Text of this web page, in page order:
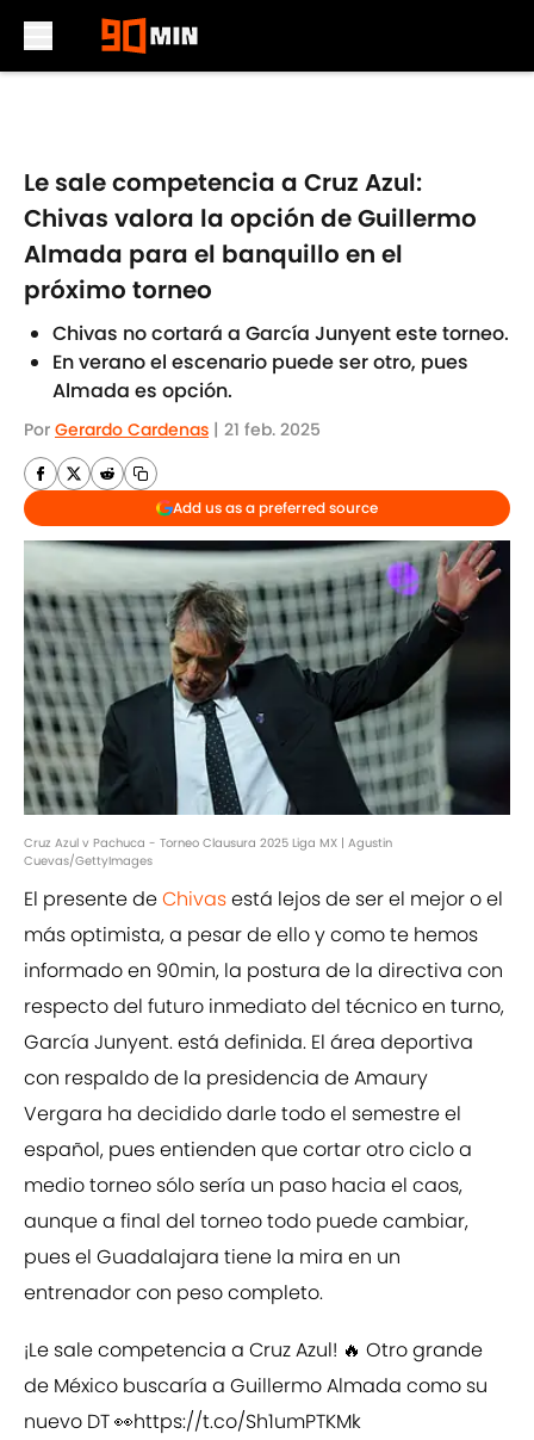
Le sale competencia a Cruz Azul:
Chivas valora la opción de Guillermo
Almada para el banquillo en el
próximo torneo
Chivas no cortará a García Junyent este torneo.
En verano el escenario puede ser otro, pues
Almada es opción.
Por Gerardo Cardenas | 21 feb. 2025
Add us as a preferred source
Cruz Azul v Pachuca - Torneo Clausura 2025 Liga MX | Agustin
Cuevas/GettyImages
El presente deChivasestá lejos de ser el mejor o el
más optimista, a pesar de ello y como te hemos
informado en 90min, la postura de la directiva con
respecto del futuro inmediato del técnico en turno,
García Junyent. está definida. El área deportiva
con respaldo de la presidencia de Amaury
Vergara ha decidido darle todo el semestre el
español, pues entienden que cortar otro ciclo a
medio torneo sólo sería un paso hacia el caos,
aunque a final del torneo todo puede cambiar,
pues el Guadalajara tiene la mira en un
entrenador con peso completo.
¡Le sale competencia a Cruz Azul! 🔥 Otro grande
de México buscaría a Guillermo Almada como su
nuevo DT 👀https://t.co/Sh1umPTKMk